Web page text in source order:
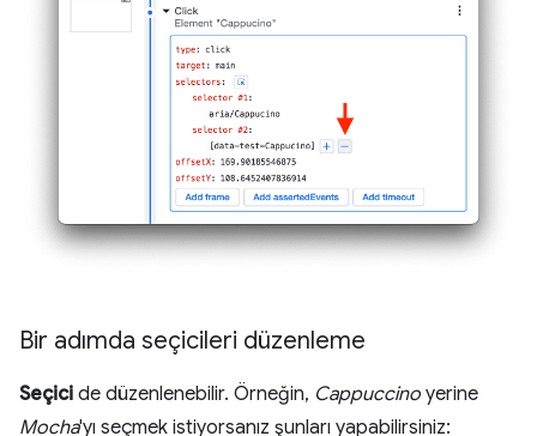
Bir adımda seçicileri düzenleme
Seçici de düzenlenebilir. Örneğin, Cappuccino yerine
Mocha'yı seçmek istiyorsanız şunları yapabilirsiniz: